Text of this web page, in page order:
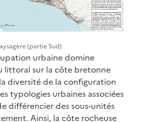
(partie Sud)
urbaine domine
littoral sur la côte bretonne
diversité de la configuration
typologies urbaines associées
différencier des sous-unités
Ainsi, la côte rocheuse